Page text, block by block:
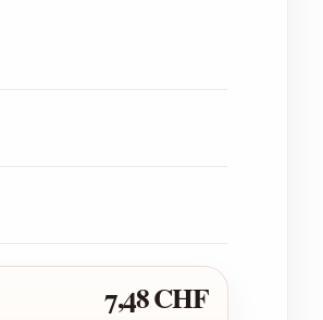
7,48 CHF